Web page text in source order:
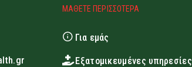
ΜΑΘΕΤΕ ΠΕΡΙΣΣΟΤΕΡΑ
Για εμάς
Εξατομικευμένες υπηρεσίες